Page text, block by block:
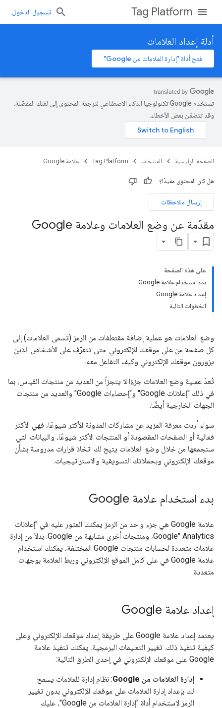
Tag Platform تسجيل الدخول
أدلة إعداد العلامات
فتح أداة "إدارة العلامات من Google"
تستخدم Google تكنولوجيا الذكاء الاصطناعي لترجمة المحتوى إلى لغتك المفضّلة،
وقد تتضمّن بعض الأخطاء.
الصفحة الرئيسية المنتجات Tag Platform علامة Google
هل كان المحتوى مفيدًا؟
إرسال ملاحظات
مقدّمة عن وضع العلامات وعلامة Google
على هذه الصفحة
بدء استخدام علامة Google
إعداد علامة Google
الخطوات التالية
وضع العلامات هو عملية إضافة مقتطفات من الرمز (تسمى العلامات) إلى
كل صفحة من على موقعك الإلكتروني حتى تتعرّف على الأشخاص الذين
يزورون موقعك الإلكتروني وكيف التفاعل معه.
تُعدّ عملية وضع العلامات جزءًا لا يتجزأ من العديد من منتجات القياس، بما
في ذلك "إعلانات Google" و"إحصاءات Google" والعديد من منتجات
الجهات الخارجية أيضًا.
سواء أردت معرفة المزيد عن مشاركات المدونة الأكثر شيوعًا، فهي الأكثر
فعالية أو الصفحات المقصودة أو المنتجات الأكثر شيوعًا، والبيانات التي
ستجمعها من خلال وضع العلامات يتيح لك اتخاذ قرارات مدروسة بشأن
موقعك الإلكتروني وبحملاتك التسويقية والاستراتيجيات.
بدء استخدام علامة Google
علامة Google هي جزء واحد من الرمز يمكنك العثور عليه في "إعلانات
Google" Analytics، ومنتجات أخرى مشابهة من Google. بدلاً من إدارة
علامات متعددة لحسابات منتجات Google المختلفة، يمكنك استخدام
علامة Google في على كامل الموقع الإلكتروني وربط العلامة بوجهات
متعددة.
إعداد علامة Google
يعتمد إعداد علامة Google على طريقة إعداد موقعك الإلكتروني وعلى
كيفية تنفيذ ذلك. تغيير التعليمات البرمجية. يمكنك تنفيذ علامة
Google على موقعك الإلكتروني في إحدى الطرق التالية:
إدارة العلامات من Google
: نظام إدارة للعلامات يسمح
لك بإعداد إدارة العلامات على موقعك الإلكتروني بدون تغيير
الرمز لاستخدام أداة "إدارة العلامات من Google"، عليك